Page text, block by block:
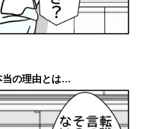
当の理由とは…